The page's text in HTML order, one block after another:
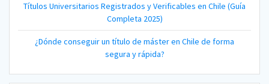
Títulos Universitarios Registrados y Verificables en Chile (Guía
Completa 2025)
¿Dónde conseguir un título de máster en Chile de forma
segura y rápida?